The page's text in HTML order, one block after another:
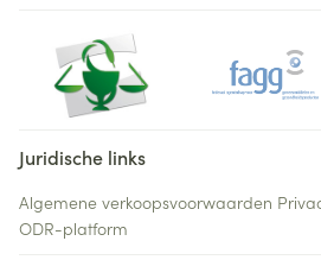
Juridische links
Algemene verkoopsvoorwaarden
ODR-platform